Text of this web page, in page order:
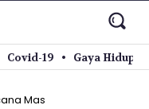
Covid-19 Gaya Hidup
Mas